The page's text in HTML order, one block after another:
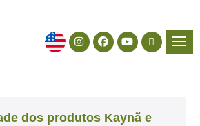
dos produtos Kaynã e